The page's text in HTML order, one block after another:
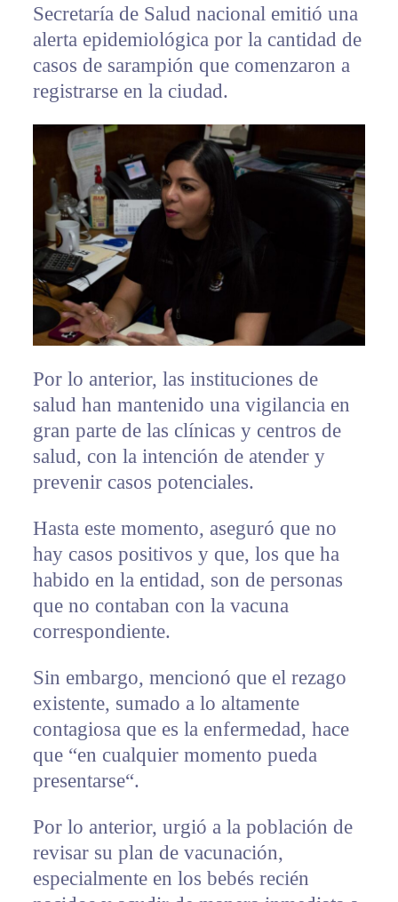
Secretaría de Salud nacional emitió una
alerta epidemiológica por la cantidad de
casos de sarampión que comenzaron a
registrarse en la ciudad.
Por lo anterior, las instituciones de
salud han mantenido una vigilancia en
gran parte de las clínicas y centros de
salud, con la intención de atender y
prevenir casos potenciales.
Hasta este momento, aseguró que no
hay casos positivos y que, los que ha
habido en la entidad, son de personas
que no contaban con la vacuna
correspondiente.
Sin embargo, mencionó que el rezago
existente, sumado a lo altamente
contagiosa que es la enfermedad, hace
que “en cualquier momento pueda
presentarse“.
Por lo anterior, urgió a la población de
revisar su plan de vacunación,
especialmente en los bebés recién